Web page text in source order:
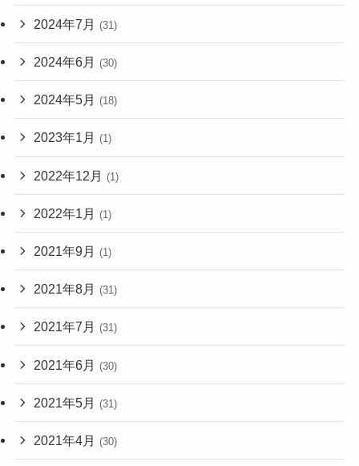
2024年7月 (31)
2024年6月 (30)
2024年5月 (18)
2023年1月 (1)
2022年12月 (1)
2022年1月 (1)
2021年9月 (1)
2021年8月 (31)
2021年7月 (31)
2021年6月 (30)
2021年5月 (31)
2021年4月 (30)